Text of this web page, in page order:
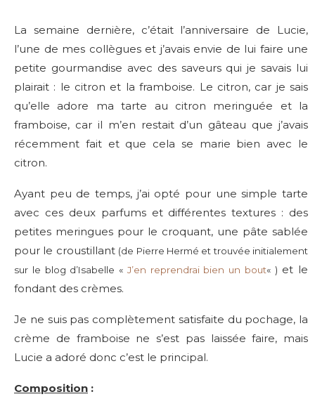
La semaine dernière, c’était l’anniversaire de Lucie,
l’une de mes collègues et j’avais envie de lui faire une
petite gourmandise avec des saveurs qui je savais lui
plairait : le citron et la framboise. Le citron, car je sais
qu’elle adore ma tarte au citron meringuée et la
framboise, car il m’en restait d’un gâteau que j’avais
récemment fait et que cela se marie bien avec le
citron.
Ayant peu de temps, j’ai opté pour une simple tarte
avec ces deux parfums et différentes textures : des
petites meringues pour le croquant, une pâte sablée
pour le croustillant (de Pierre Hermé et trouvée initialement
sur le blog d’Isabelle « J’en reprendrai bien un bout« ) et le
fondant des crèmes.
Je ne suis pas complètement satisfaite du pochage, la
crème de framboise ne s’est pas laissée faire, mais
Lucie a adoré donc c’est le principal.
Composition :